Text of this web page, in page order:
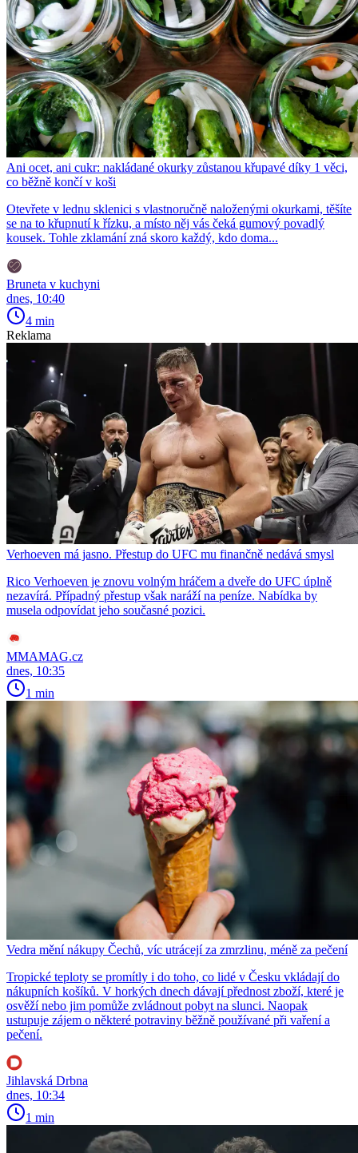
Ani ocet, ani cukr: nakládané okurky zůstanou křupavé díky 1 věci,
co běžně končí v koši
Otevřete v lednu sklenici s vlastnoručně naloženými okurkami, těšíte
se na to křupnutí k řízku, a místo něj vás čeká gumový povadlý
kousek. Tohle zklamání zná skoro každý, kdo doma...
Bruneta v kuchyni
dnes, 10:40
4 min
Reklama
Verhoeven má jasno. Přestup do UFC mu finančně nedává smysl
Rico Verhoeven je znovu volným hráčem a dveře do UFC úplně
nezavírá. Případný přestup však naráží na peníze. Nabídka by
musela odpovídat jeho současné pozici.
MMAMAG.cz
dnes, 10:35
1 min
Vedra mění nákupy Čechů, víc utrácejí za zmrzlinu, méně za pečení
Tropické teploty se promítly i do toho, co lidé v Česku vkládají do
nákupních košíků. V horkých dnech dávají přednost zboží, které je
osvěží nebo jim pomůže zvládnout pobyt na slunci. Naopak
ustupuje zájem o některé potraviny běžně používané při vaření a
pečení.
Jihlavská Drbna
dnes, 10:34
1 min